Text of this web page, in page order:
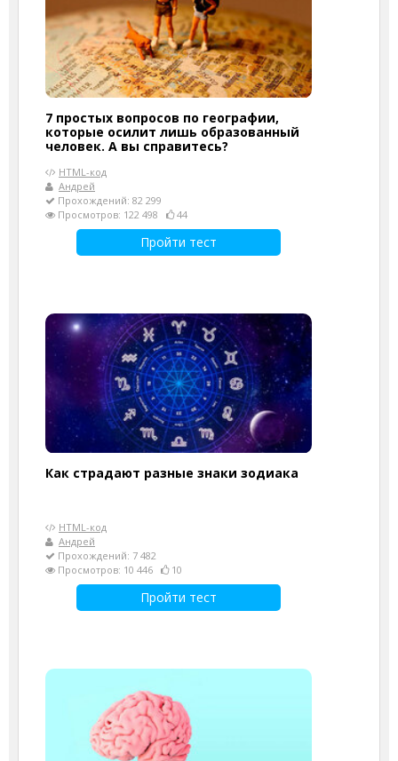
7 простых вопросов по географии,
которые осилит лишь образованный
человек. А вы справитесь?
HTML-код
Андрей
Прохождений: 82 299
Просмотров: 122 498
44
Пройти тест
Как страдают разные знаки зодиака
HTML-код
Андрей
Прохождений: 7 482
Просмотров: 10 446
10
Пройти тест